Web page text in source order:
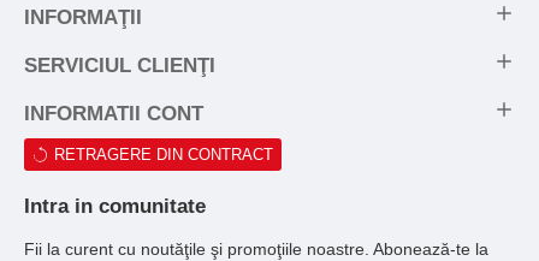
INFORMAŢII
SERVICIUL CLIENŢI
INFORMATII CONT
RETRAGERE DIN CONTRACT
Intra in comunitate
Fii la curent cu noutăţile şi promoţiile noastre. Abonează-te la